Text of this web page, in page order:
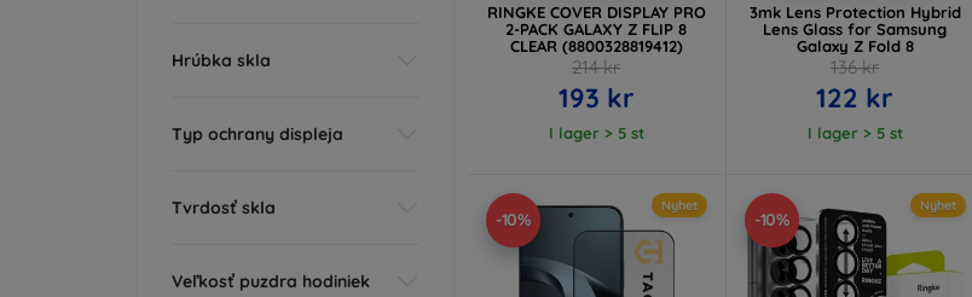
Hrúbka skla
Typ ochrany displeja
Tvrdosť skla
Veľkosť puzdra hodiniek
RINGKE COVER DISPLAY PRO
2-PACK GALAXY Z FLIP 8
CLEAR (8800328819412)
214 kr
193 kr
I lager > 5 st
3mk Lens Protection Hybrid
Lens Glass for Samsung
Galaxy Z Fold 8
136 kr
122 kr
I lager > 5 st
-10%
Nyhet
-10%
Nyhet